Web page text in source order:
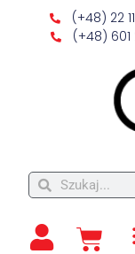
(+48) 22
(+48) 601